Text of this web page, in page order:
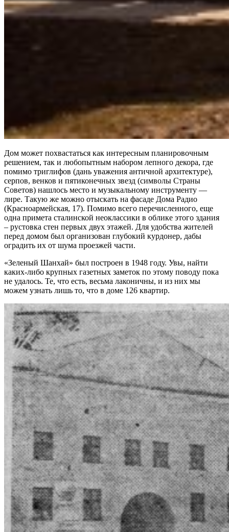
Дом может похвастаться как интересным планировочным
решением, так и любопытным набором лепного декора, где
помимо триглифов (дань уважения античной архитектуре),
серпов, венков и пятиконечных звезд (символы Страны
Советов) нашлось место и музыкальному инструменту —
лире. Такую же можно отыскать на фасаде Дома Радио
(Красноармейская, 17). Помимо всего перечисленного, еще
одна примета сталинской неоклассики в облике этого здания
– рустовка стен первых двух этажей. Для удобства жителей
перед домом был организован глубокий курдонер, дабы
оградить их от шума проезжей части.
«Зеленый Шанхай» был построен в 1948 году. Увы, найти
каких-либо крупных газетных заметок по этому поводу пока
не удалось. Те, что есть, весьма лаконичны, и из них мы
можем узнать лишь то, что в доме 126 квартир.